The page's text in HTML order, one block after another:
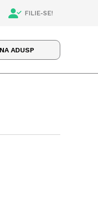
FILIE-SE!